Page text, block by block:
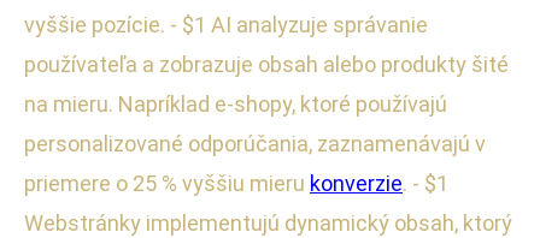
vyššie pozície. - $1 AI analyzuje správanie
používateľa a zobrazuje obsah alebo produkty šité
na mieru. Napríklad e-shopy, ktoré používajú
personalizované odporúčania, zaznamenávajú v
priemere o 25 % vyššiu mieru konverzie. - $1
Webstránky implementujú dynamický obsah, ktorý